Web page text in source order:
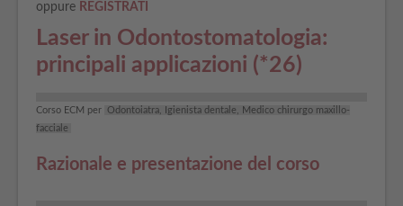
oppure REGISTRATI
Laser in Odontostomatologia:
principali applicazioni (*26)
Corso ECM per
Odontoiatra, Igienista dentale, Medico chirurgo maxillo-
facciale
Razionale e presentazione del corso